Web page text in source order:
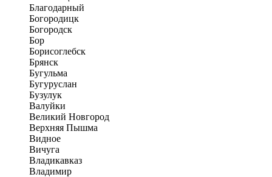
Благодарный
Богородицк
Богородск
Бор
Борисоглебск
Брянск
Бугульма
Бугуруслан
Бузулук
Валуйки
Великий Новгород
Верхняя Пышма
Видное
Вичуга
Владикавказ
Владимир